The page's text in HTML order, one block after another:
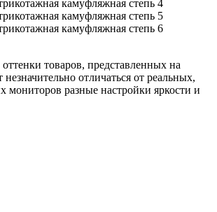
товаров, представленных на
отличаться от реальных,
мониторов разные настройки яркости и